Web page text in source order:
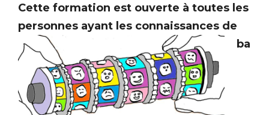
Cette formation est ouverte à toutes les
personnes ayant les connaissances de
ba